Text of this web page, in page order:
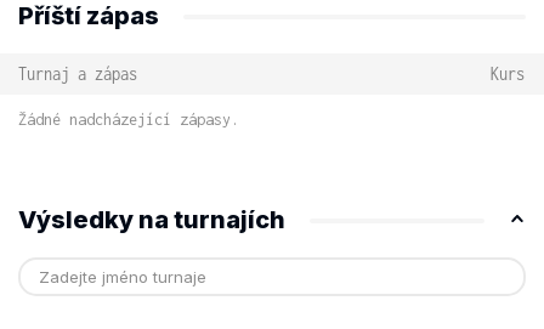
Příští zápas
Turnaj a zápas Kurs
Žádné nadcházející zápasy.
Výsledky na turnajích